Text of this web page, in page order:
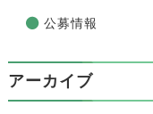
公募情報
アーカイブ